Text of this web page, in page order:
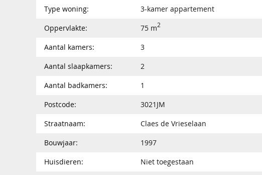
Type woning:
3-kamer appartement
Oppervlakte:
75 m2
Aantal kamers:
3
Aantal slaapkamers:
2
Aantal badkamers:
1
Postcode:
3021JM
Straatnaam:
Claes de Vrieselaan
Bouwjaar:
1997
Huisdieren:
Niet toegestaan